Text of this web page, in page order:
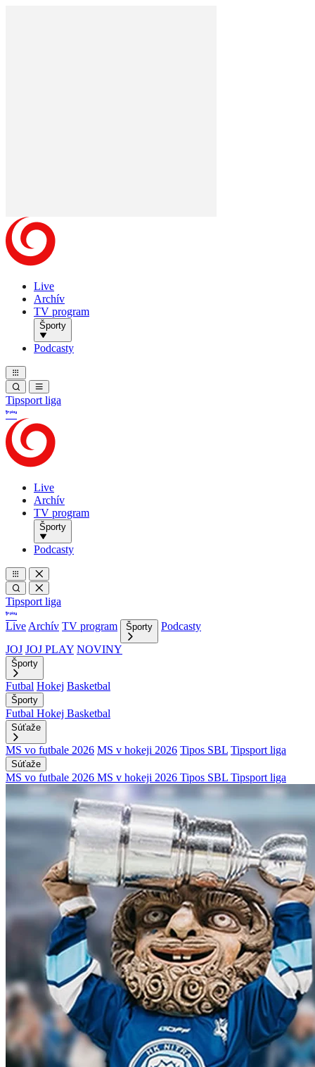
Live
Archív
TV program
Športy
Podcasty
Tipsport liga
Live
Archív
TV program
Športy
Podcasty
Tipsport liga
Live Archív TV program Športy
Podcasty
JOJ JOJ PLAY NOVINY
Športy
Futbal Hokej Basketbal
Športy
Futbal Hokej Basketbal
Súťaže
MS vo futbale 2026 MS v hokeji 2026 Tipos SBL Tipsport liga
Súťaže
MS vo futbale 2026 MS v hokeji 2026 Tipos SBL Tipsport liga